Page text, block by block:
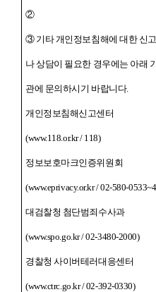
②
③ 기타 개인정보침해에 대한 신고
나 상담이 필요한 경우에는 아래
관에 문의하시기 바랍니다.
개인정보침해신고센터
(www.118.or.kr / 118)
정보보호마크인증위원회
(www.eprivacy.or.kr / 02-580-
대검찰청 첨단범죄수사과
(www.spo.go.kr / 02-3480-2000)
경찰청 사이버테러대응센터
(www.ctrc.go.kr / 02-392-0330)